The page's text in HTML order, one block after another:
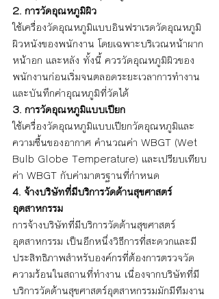
2. การวัดอุณหภูมิผิว
ใช้เครื่องวัดอุณหภูมิแบบอินฟราเรดวัดอุณหภูมิ
ผิวหนังของพนักงาน โดยเฉพาะบริเวณหน้าผาก
หน้าอก และหลัง ทั้งนี้ ควรวัดอุณหภูมิผิวของ
พนักงานก่อนเริ่มจนตลอดระยะเวลาการทำงาน
และบันทึกค่าอุณหภูมิที่วัดได้
3. การวัดอุณหภูมิแบบเปียก
ใช้เครื่องวัดอุณหภูมิแบบเปียกวัดอุณหภูมิและ
ความชื้นของอากาศ คำนวณค่า WBGT (Wet
Bulb Globe Temperature) และเปรียบเทียบ
ค่า WBGT กับค่ามาตรฐานที่กำหนด
4. จ้างบริษัทที่มีบริการวัดด้านสุขศาสตร์
อุตสาหกรรม
การจ้างบริษัทที่มีบริการวัดด้านสุขศาสตร์
อุตสาหกรรม เป็นอีกหนึ่งวิธีการที่สะดวกและมี
ประสิทธิภาพสำหรับองค์กรที่ต้องการตรวจวัด
ความร้อนในสถานที่ทำงาน เนื่องจากบริษัทที่มี
บริการวัดด้านสุขศาสตร์อุตสาหกรรมมักมีทีมงาน